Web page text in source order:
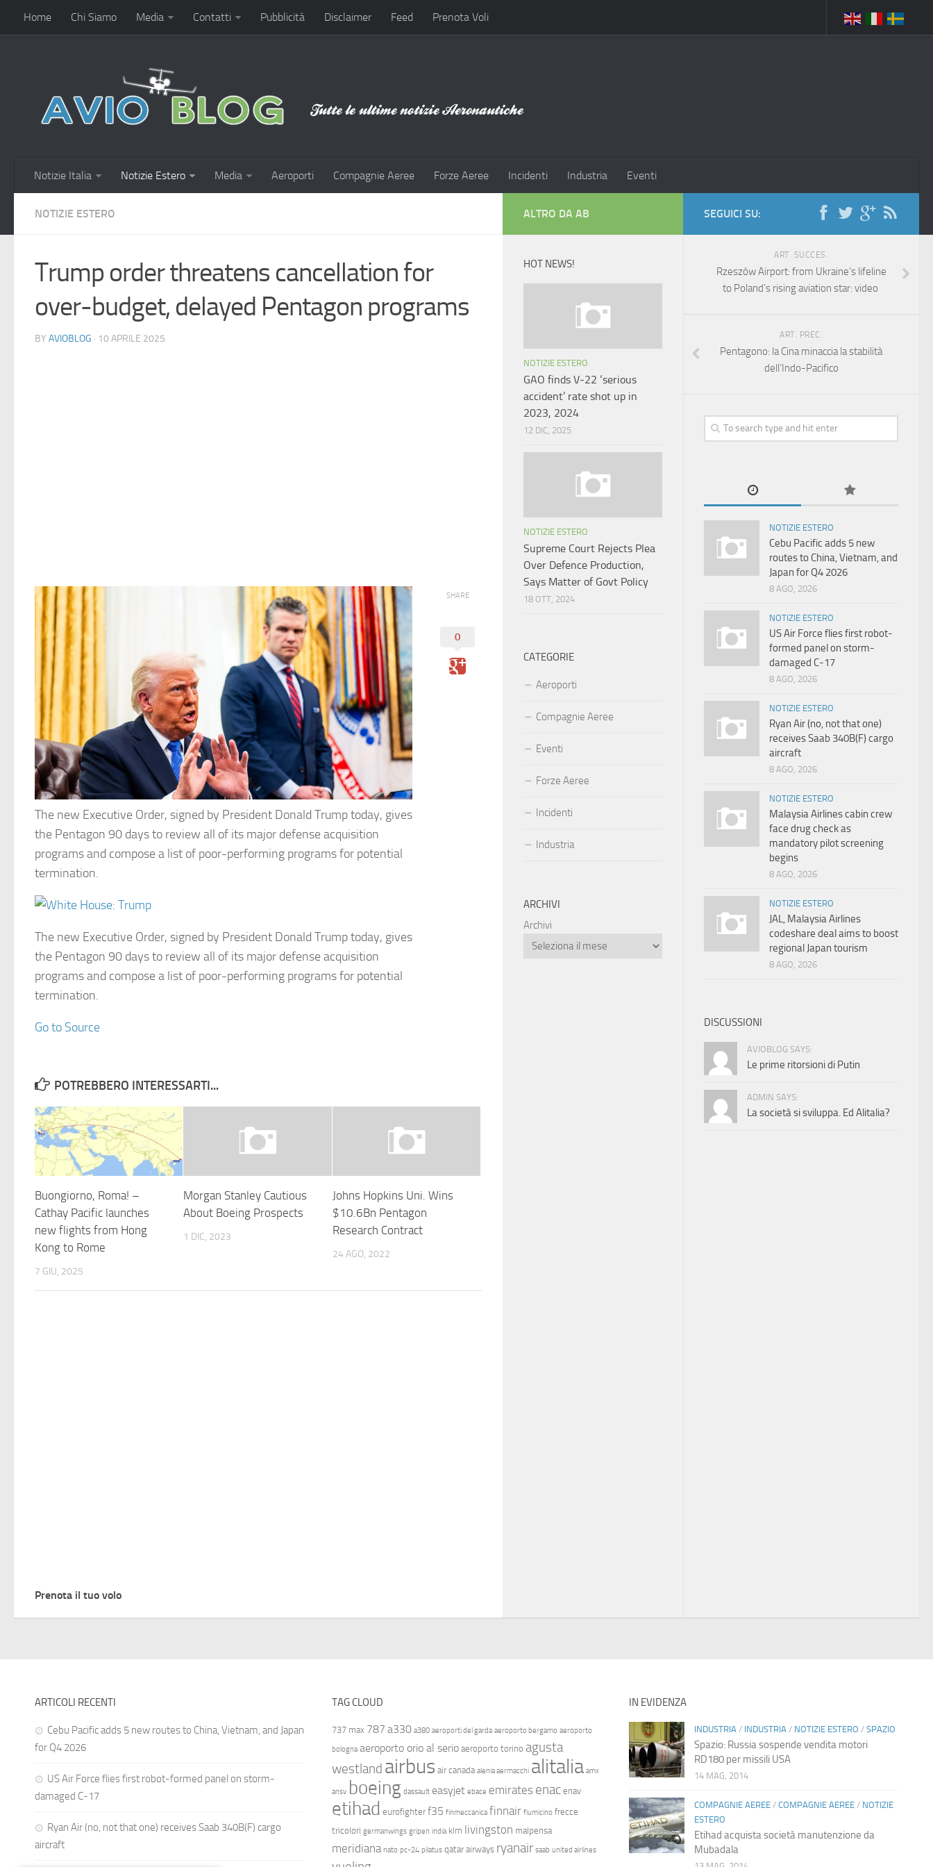
Home Chi Siamo Media Contatti Pubblicità Disclaimer Feed Prenota Voli
Notizie Italia Notizie Estero Media Aeroporti Compagnie Aeree Forze Aeree Incidenti Industria Eventi
NOTIZIE ESTERO
Trump order threatens cancellation for
over-budget, delayed Pentagon programs
BY AVIOBLOG · 10 APRILE 2025
The new Executive Order, signed by President Donald Trump today, gives
the Pentagon 90 days to review all of its major defense acquisition
programs and compose a list of poor-performing programs for potential
termination.
The new Executive Order, signed by President Donald Trump today, gives
the Pentagon 90 days to review all of its major defense acquisition
programs and compose a list of poor-performing programs for potential
termination.
Go to Source
SHARE
0
POTREBBERO INTERESSARTI...
Buongiorno, Roma! –
Cathay Pacific launches
new flights from Hong
Kong to Rome
7 GIU, 2025
Morgan Stanley Cautious
About Boeing Prospects
1 DIC, 2023
Johns Hopkins Uni. Wins
$10.6Bn Pentagon
Research Contract
24 AGO, 2022
Prenota il tuo volo
SEGUICI SU:
ART. SUCCES.
Rzeszów Airport: from Ukraine’s lifeline
to Poland’s rising aviation star: video
ART. PREC.
Pentagono: la Cina minaccia la stabilità
dell’Indo-Pacifico
NOTIZIE ESTERO
Cebu Pacific adds 5 new
routes to China, Vietnam, and
Japan for Q4 2026
8 AGO, 2026
NOTIZIE ESTERO
US Air Force flies first robot-
formed panel on storm-
damaged C-17
8 AGO, 2026
NOTIZIE ESTERO
Ryan Air (no, not that one)
receives Saab 340B(F) cargo
aircraft
8 AGO, 2026
NOTIZIE ESTERO
Malaysia Airlines cabin crew
face drug check as
mandatory pilot screening
begins
8 AGO, 2026
NOTIZIE ESTERO
JAL, Malaysia Airlines
codeshare deal aims to boost
regional Japan tourism
8 AGO, 2026
DISCUSSIONI
AVIOBLOG SAYS:
Le prime ritorsioni di Putin
ADMIN SAYS:
La società si sviluppa. Ed Alitalia?
ALTRO DA AB
HOT NEWS!
NOTIZIE ESTERO
GAO finds V-22 ‘serious
accident’ rate shot up in
2023, 2024
12 DIC, 2025
NOTIZIE ESTERO
Supreme Court Rejects Plea
Over Defence Production,
Says Matter of Govt Policy
18 OTT, 2024
CATEGORIE
Aeroporti
Compagnie Aeree
Eventi
Forze Aeree
Incidenti
Industria
ARCHIVI
Archivi
ARTICOLI RECENTI
Cebu Pacific adds 5 new routes to China, Vietnam, and Japan
for Q4 2026
US Air Force flies first robot-formed panel on storm-
damaged C-17
Ryan Air (no, not that one) receives Saab 340B(F) cargo
aircraft
TAG CLOUD
737 max 787 a330 a380 aeroporti del garda aeroporto bergamo aeroporto
bologna aeroporto orio al serio aeroporto torino agusta
westland airbus air canada alenia aermacchi alitalia amx
ansv boeing dassault easyjet ebace emirates enac enav
etihad eurofighter f35 finmeccanica finnair fiumicino frecce
tricolori germanwings gripen india klm livingston malpensa
meridiana nato pc-24 pilatus qatar airways ryanair saab united airlines
IN EVIDENZA
INDUSTRIA/ INDUSTRIA/ NOTIZIE ESTERO / SPAZIO
Spazio: Russia sospende vendita motori
RD180 per missili USA
14 MAG, 2014
COMPAGNIE AEREE/ COMPAGNIE AEREE/ NOTIZIE
ESTERO
Etihad acquista società manutenzione da
Mubadala